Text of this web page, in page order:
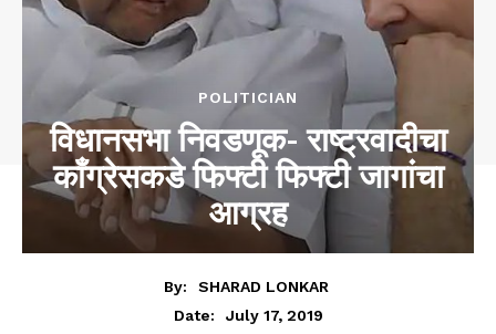
POLITICIAN
विधानसभा निवडणूक- राष्ट्रवादीचा
काँग्रेसकडे फिफ्टी फिफ्टी जागांचा
आग्रह
By:
SHARAD LONKAR
Date:
July 17, 2019